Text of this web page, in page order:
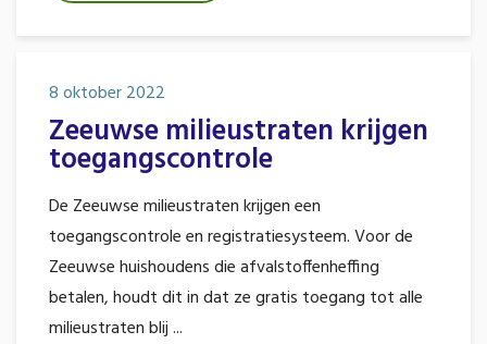
8 oktober 2022
Zeeuwse milieustraten krijgen
toegangscontrole
De Zeeuwse milieustraten krijgen een
toegangscontrole en registratiesysteem. Voor de
Zeeuwse huishoudens die afvalstoffenheffing
betalen, houdt dit in dat ze gratis toegang tot alle
milieustraten blij ...